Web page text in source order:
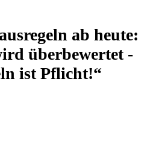
ab heute:
überbewertet -
ist Pflicht!“